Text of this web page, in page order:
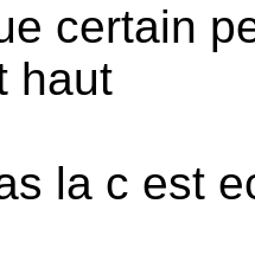
certain
haut
la c est